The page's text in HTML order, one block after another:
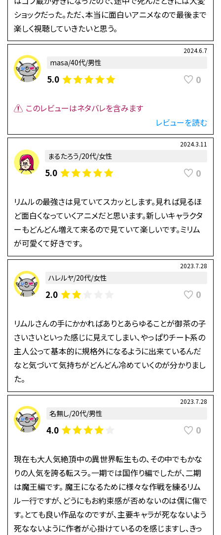
ショックだった。ただ、本当に面白いアニメなので最後まで
楽しく視聴していきたいと思う。
2024.6.7
masa/40代/男性
5.0 0
このレビューはネタバレを含みます
レビューを読む
2024.3.11
まるたろう/20代/女性
5.0 0
リムルの最強さは見ていてスカッとします。見れば見るほ
ど面白くなっていくアニメだと思います。新しいキャラクタ
ーもどんどん増えて来るので見ていて楽しいです。ミリム
が可愛くて好きです。
2023.7.28
ハレルヤ/20代/女性
2.0 0
リムルさんの手にかかればありとあらゆることが御茶の子
さいさいといった感じに見えてしまい、やっぱりチート系の
主人公って基本的に規格外になるように出来ているんだ
なと気づいて気持ちがどんどん冷めていくのが分かりまし
た。
2023.7.28
名無し/20代/男性
4.0 0
現在も大人気絶頂中の異世界転生もの、その中でもかな
りの人気を誇る転スラ。一期では国作り編でしたが、二期
は魔王編です。 魔王になるために様々な作戦を練るリム
ル一行ですが、どうにもお約束感が否めないのは偶に傷で
す。とても良い作品なのですが、主要キャラが死なないよう
死なないように作者が心掛けているのを感じますし、きっ